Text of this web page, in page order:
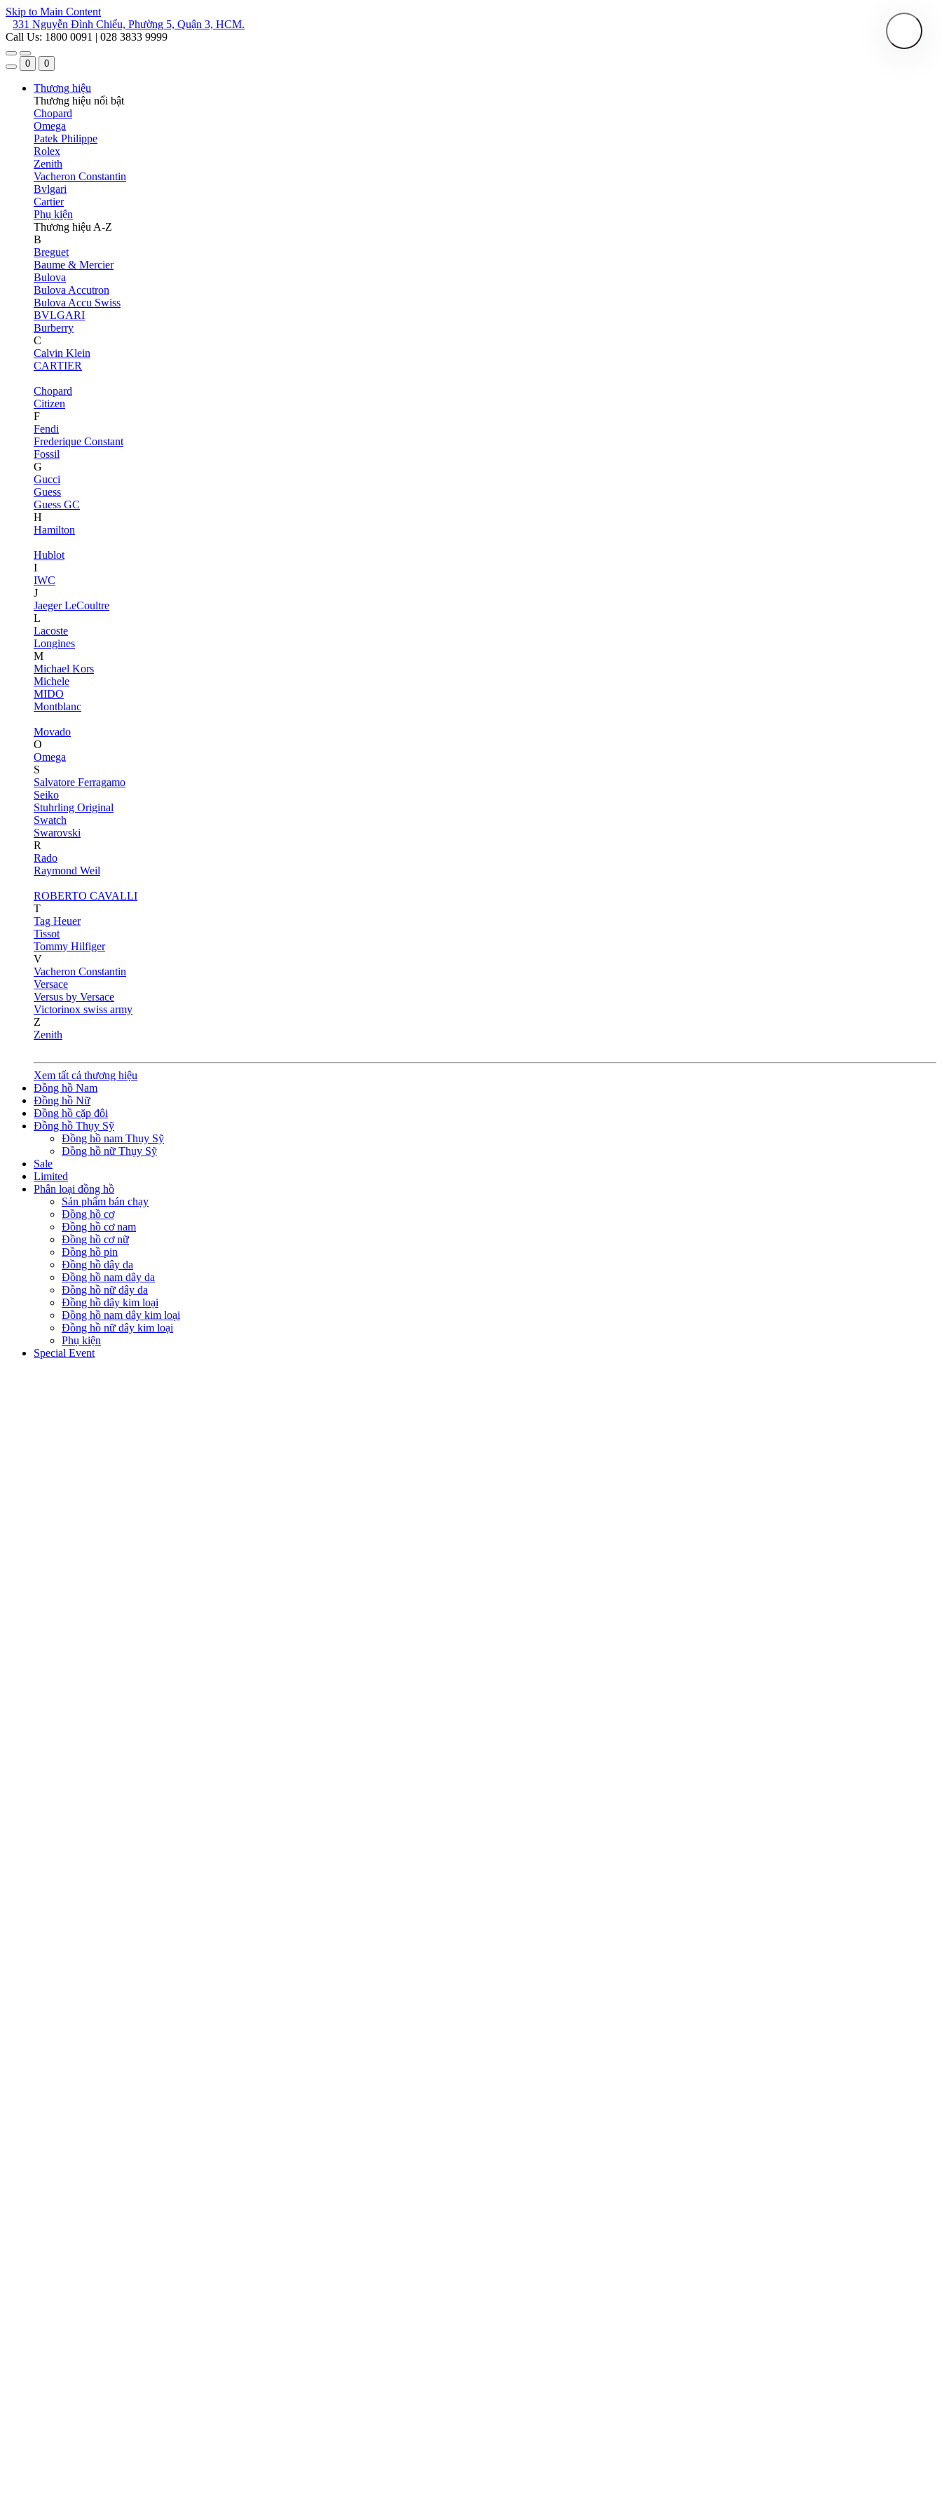
Skip to Main Content
331 Nguyễn Đình Chiểu, Phường 5, Quận 3, HCM.
Call Us: 1800 0091 | 028 3833 9999
0 0
Thương hiệu
Thương hiệu nổi bật
Chopard
Omega
Patek Philippe
Rolex
Zenith
Vacheron Constantin
Bvlgari
Cartier
Phụ kiện
Thương hiệu A-Z
B
Breguet
Baume & Mercier
Bulova
Bulova Accutron
Bulova Accu Swiss
BVLGARI
Burberry
C
Calvin Klein
CARTIER
Chopard
Citizen
F
Fendi
Frederique Constant
Fossil
G
Gucci
Guess
Guess GC
H
Hamilton
Hublot
I
IWC
J
Jaeger LeCoultre
L
Lacoste
Longines
M
Michael Kors
Michele
MIDO
Montblanc
Movado
O
Omega
S
Salvatore Ferragamo
Seiko
Stuhrling Original
Swatch
Swarovski
R
Rado
Raymond Weil
ROBERTO CAVALLI
T
Tag Heuer
Tissot
Tommy Hilfiger
V
Vacheron Constantin
Versace
Versus by Versace
Victorinox swiss army
Z
Zenith
Xem tất cả thương hiệu
Đồng hồ Nam
Đồng hồ Nữ
Đồng hồ cặp đôi
Đồng hồ Thụy Sỹ
Đồng hồ nam Thụy Sỹ
Đồng hồ nữ Thụy Sỹ
Sale
Limited
Phân loại đồng hồ
Sản phẩm bán chạy
Đồng hồ cơ
Đồng hồ cơ nam
Đồng hồ cơ nữ
Đồng hồ pin
Đồng hồ dây da
Đồng hồ nam dây da
Đồng hồ nữ dây da
Đồng hồ dây kim loại
Đồng hồ nam dây kim loại
Đồng hồ nữ dây kim loại
Phụ kiện
Special Event